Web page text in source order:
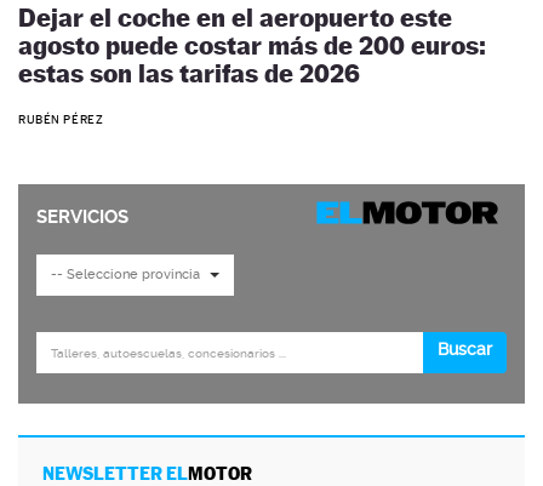
Dejar el coche en el aeropuerto este
agosto puede costar más de 200 euros:
estas son las tarifas de 2026
RUBÉN PÉREZ
NEWSLETTER ELMOTOR